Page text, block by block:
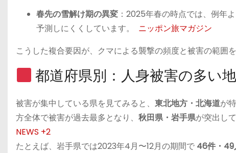
春先の雪解け期の異変 ：2025年春の時点では、例年
予測しにくくしています。
ニッポン旅マガジン
こうした複合要因が、クマによる襲撃の頻度と被害の範囲
都道府県別：人身被害の多い
被害が集中している県を見てみると、 東北地方・北海道が
方全体で被害が過去最多となり、 秋田県・岩手県が突出し
NEWS +2
たとえば、岩手県では2023年4月〜12月の期間で 46件・49